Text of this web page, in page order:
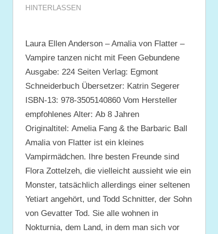
HINTERLASSEN
Laura Ellen Anderson – Amalia von Flatter –
Vampire tanzen nicht mit Feen Gebundene
Ausgabe: 224 Seiten Verlag: Egmont
Schneiderbuch Übersetzer: Katrin Segerer
ISBN-13: 978-3505140860 Vom Hersteller
empfohlenes Alter: Ab 8 Jahren
Originaltitel: Amelia Fang & the Barbaric Ball
Amalia von Flatter ist ein kleines
Vampirmädchen. Ihre besten Freunde sind
Flora Zottelzeh, die vielleicht aussieht wie ein
Monster, tatsächlich allerdings einer seltenen
Yetiart angehört, und Todd Schnitter, der Sohn
von Gevatter Tod. Sie alle wohnen in
Nokturnia, dem Land, in dem man sich vor